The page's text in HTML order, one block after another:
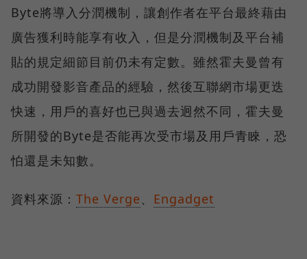
Byte將導入分潤機制，讓創作者在平台最終藉由
廣告獲利時能享有收入，但是分潤機制及平台補
貼的規定細節目前仍未有定數。雖然霍夫曼曾有
成功開發影音產品的經驗，然後互聯網市場更迭
快速，用戶的喜好也已與過去迥然不同，霍夫曼
所開發的Byte是否能再次受市場及用戶青睞，恐
怕還是未知數。
資料來源： The Verge、 Engadget